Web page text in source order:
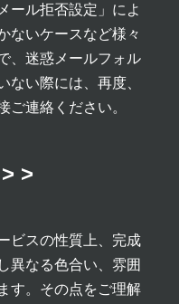
ール拒否設定」によ
ないケースなど様々
、迷惑メールフォル
ない際には、再度、
ご連絡ください。
>
ビスの性質上、完成
異なる色合い、雰囲
す。その点をご理解